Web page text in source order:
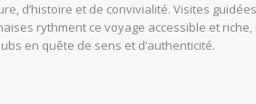
d’histoire et de convivialité. Visites
rythment ce voyage accessible et riche,
en quête de sens et d’authenticité.